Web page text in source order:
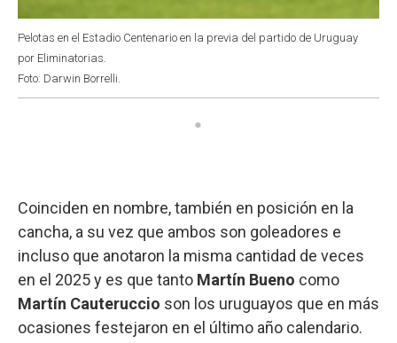
Pelotas en el Estadio Centenario en la previa del partido de Uruguay
por Eliminatorias.
Foto: Darwin Borrelli.
Coinciden en nombre, también en posición en la
cancha, a su vez que ambos son goleadores e
incluso que anotaron la misma cantidad de veces
en el 2025 y es que tanto Martín Bueno como
Martín Cauteruccio son los uruguayos que en más
ocasiones festejaron en el último año calendario.